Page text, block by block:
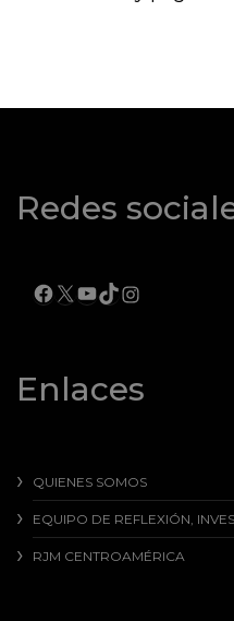
Redes
FACEBOOK
X YOUTUBE
TIKTOK
Enlaces
QUIENES SOMOS
EQUIPO DE REFLEXIÓN,
RJM CENTROAMÉRICA